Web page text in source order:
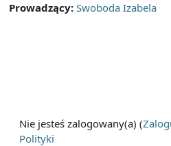
Prowadzący: Swoboda Izabela
Nie jesteś zalogowany(a) (
Polityki